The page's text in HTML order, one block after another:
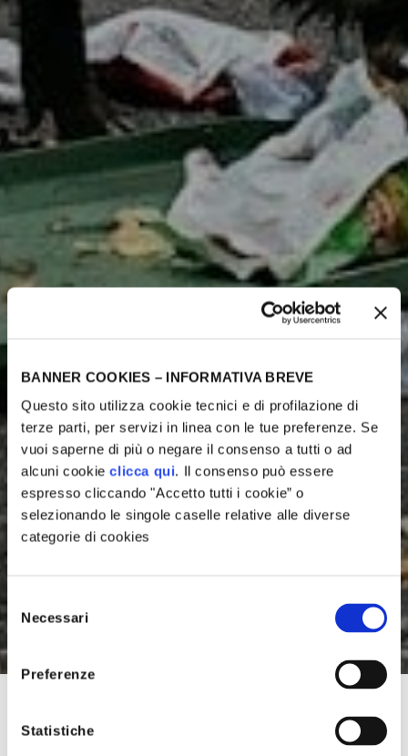
BANNER COOKIES – INFORMATIVA BREVE
Questo sito utilizza cookie tecnici e di profilazione di
terze parti, per servizi in linea con le tue preferenze. Se
vuoi saperne di più o negare il consenso a tutti o ad
alcuni cookieclicca qui. Il consenso può essere
espresso cliccando "Accetto tutti i cookie” o
selezionando le singole caselle relative alle diverse
categorie di cookies
Selezione
delNecessari
Preferenze
Statistiche
Supportati
Inquilini con la coda: il
selvaggio in città
Se in questi giorni vi è capitato di scorrere le notizie, vi sarete
accorti che le strade di tutto il mondo sembrano il set di un